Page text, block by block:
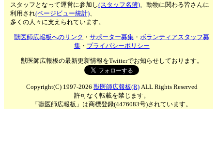
スタッフとなって運営に参加し(スタッフ名簿)、動物に関わる皆さんに
利用され(ページビュー統計)、
多くの人々に支えられています。
獣医師広報板へのリンク ・サポーター募集 ・ボランティアスタッフ募
集・ プライバシーポリシー
獣医師広報板の最新更新情報をTwitterでお知らせしております。
Copyright(C) 1997-2026 獣医師広報板(R)ALL Rights Reserved
許可なく転載を禁じます。
「獣医師広報板」は商標登録(4476083号)されています。